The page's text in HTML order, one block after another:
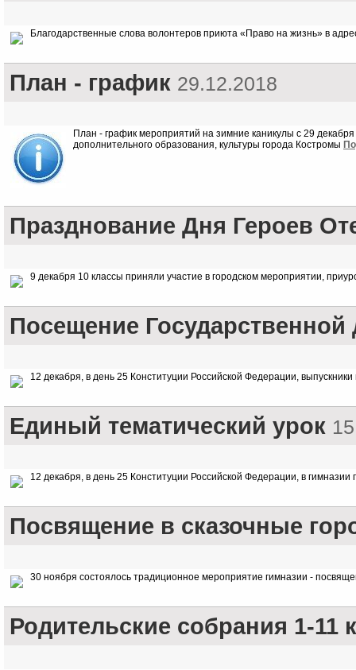
Благодарственные слова волонтеров приюта «Право на жизнь» в
План - график 29.12.2018
План - график мероприятий на зимние каникулы с 29
дополнительного образования, культуры города Костромы
Празднование Дня Героев
9 декабря 10 классы приняли участие в городском мероприятии,
Посещение
12 декабря, в день 25 Конституции Российской Федерации,
Единый тематический урок
12 декабря, в день 25 Конституции Российской Федерации, в
Посвящение в сказочные
30 ноября состоялось традиционное мероприятие гимназии -
Родительские собрания 1-11